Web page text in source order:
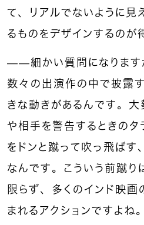
て、リアルでないように見
るものをデザインするのが
――細かい質問になります
数々の出演作の中で披露
きな動きがあるんです。大
や相手を警告するときの
をドンと蹴って吹っ飛ばす
なんです。こういう前蹴り
限らず、多くのインド映
まれるアクションですよね